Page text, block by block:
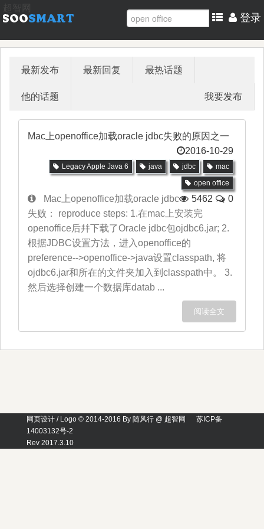
登录
最新发布 最新回复 最热话题
他的话题 我要发布
Mac上openoffice加载oracle jdbc失败的原因之一
2016-10-29
Legacy Apple Java 6 java jdbc
mac
open office
5462 0
Mac上openoffice加载oracle jdbc
失败： reproduce steps: 1.在mac上安装完
openoffice后幷下载了Oracle jdbc包ojdbc6.jar; 2.
根据JDBC设置方法，进入openoffice的
preference-->openoffice->java设置classpath, 将
ojdbc6.jar和所在的文件夹加入到classpath中。 3.
然后选择创建一个数据库datab ...
阅读全文
网页设计 / Logo © 2014-2016 By 随风行 @ 超智网
苏ICP备
14003132号-2
Rev 2017.3.10